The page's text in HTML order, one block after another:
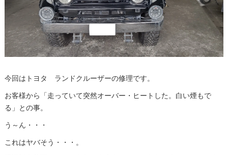
今回はトヨタ ランドクルーザーの修理です。
お客様から「走っていて突然オーバー・ヒートした。白い煙もで
る」との事。
う～ん・・・
これはヤバそう・・・。